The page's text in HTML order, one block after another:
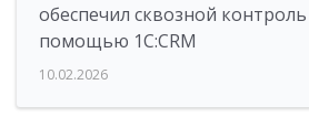
обеспечил сквозной контроль
помощью 1С:CRM
10.02.2026